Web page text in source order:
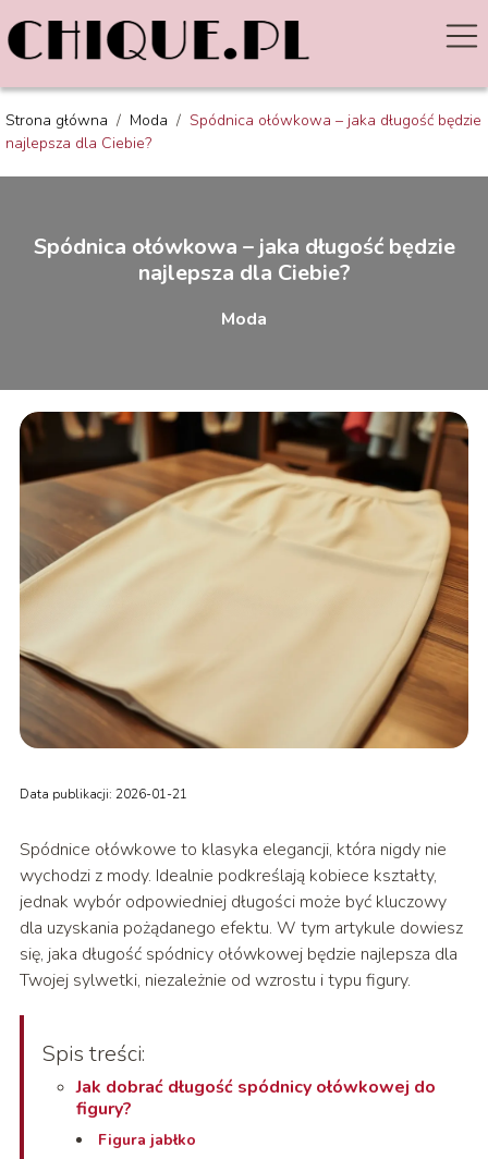
Strona główna / Moda / Spódnica ołówkowa – jaka długość będzie
najlepsza dla Ciebie?
Spódnica ołówkowa – jaka długość będzie
najlepsza dla Ciebie?
Moda
Data publikacji: 2026-01-21
Spódnice ołówkowe to klasyka elegancji, która nigdy nie
wychodzi z mody. Idealnie podkreślają kobiece kształty,
jednak wybór odpowiedniej długości może być kluczowy
dla uzyskania pożądanego efektu. W tym artykule dowiesz
się, jaka długość spódnicy ołówkowej będzie najlepsza dla
Twojej sylwetki, niezależnie od wzrostu i typu figury.
Spis treści:
Jak dobrać długość spódnicy ołówkowej do
figury?
Figura jabłko